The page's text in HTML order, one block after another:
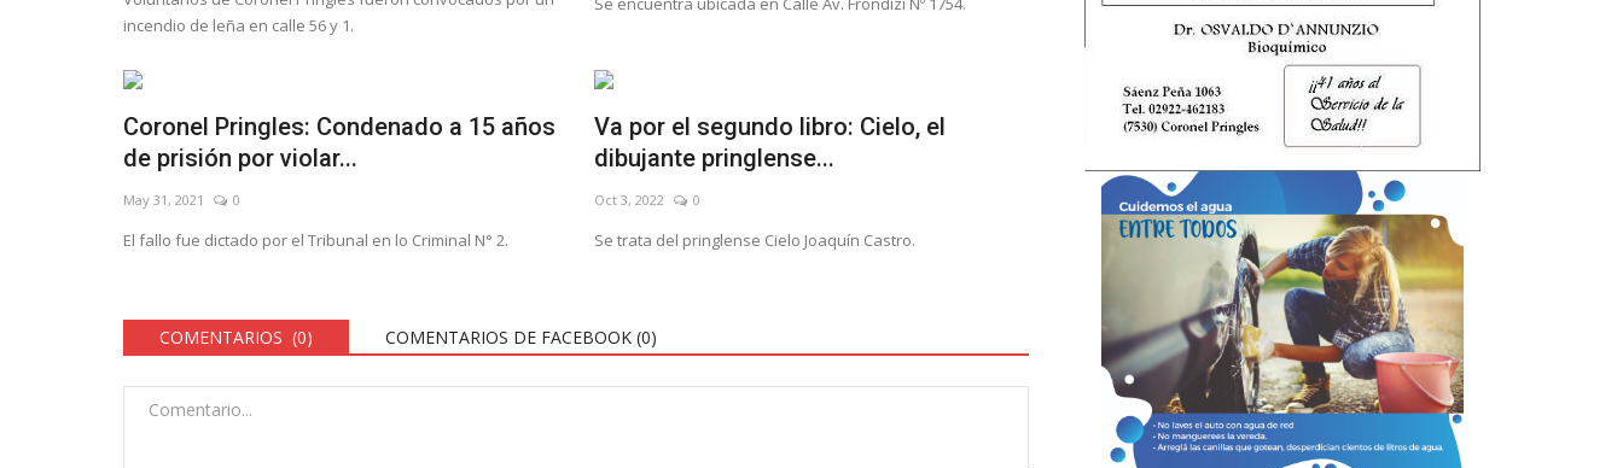
incendio de leña en calle 56 y 1.
Coronel Pringles: Condenado a 15 años
de prisión por violar...
May 31, 2021 0
El fallo fue dictado por el Tribunal en lo Criminal N° 2.
Va por el segundo libro: Cielo, el
dibujante pringlense...
Oct 3, 2022 0
Se trata del pringlense Cielo Joaquín Castro.
COMENTARIOS (0) COMENTARIOS DE FACEBOOK (0)